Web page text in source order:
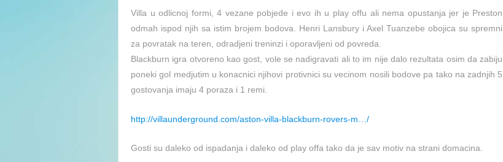
Villa u odlicnoj formi, 4 vezane pobjede i evo ih u play offu ali nema opustanja jer je Preston
odmah ispod njih sa istim brojem bodova. Henri Lansbury i Axel Tuanzebe obojica su spremni
za povratak na teren, odradjeni treninzi i oporavljeni od povreda.
Blackburn igra otvoreno kao gost, vole se nadigravati ali to im nije dalo rezultata osim da zabiju
poneki gol medjutim u konacnici njihovi protivnici su vecinom nosili bodove pa tako na zadnjih 5
gostovanja imaju 4 poraza i 1 remi.
http://villaunderground.com/aston-villa-blackburn-rovers-m…/
Gosti su daleko od ispadanja i daleko od play offa tako da je sav motiv na strani domacina.